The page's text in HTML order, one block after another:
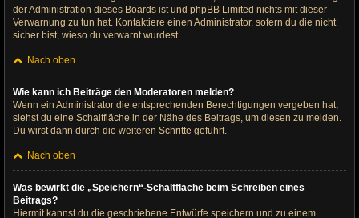
der Administration dieses Boards ist und phpBB Limited nichts mit dieser
Verwarnung zu tun hat. Kontaktiere einen Administrator, sofern du die nicht
sicher bist, wieso du verwarnt wurdest.
Nach oben
Wie kann ich Beiträge den Moderatoren melden?
Wenn ein Administrator die entsprechenden Berechtigungen vergeben hat,
siehst du eine Schaltfläche in der Nähe des Beitrags, um diesen zu melden.
Du wirst dann durch die weiteren Schritte geführt.
Nach oben
Was bewirkt die „Speichern“-Schaltfläche beim Schreiben eines
Beitrags?
Hiermit kannst du die geschriebene Entwürfe speichern und zu einem